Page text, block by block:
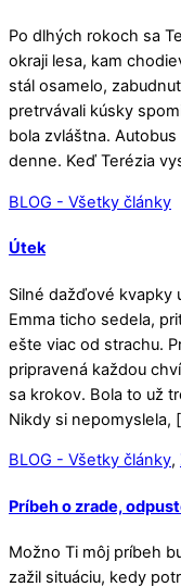
Po dlhých rokoch sa
okraji lesa, kam
stál osamelo,
pretrvávali kúsky
bola zvláštna.
denne. Keď Terézia
BLOG - Všetky články
Útek
Silné dažďové kvapky
Emma ticho sedela,
ešte viac od strachu.
pripravená každou
sa krokov. Bola to už
Nikdy si nepomyslela,
BLOG - Všetky články,
Príbeh o zrade,
Možno Ti môj príbeh
zažil situáciu, kedy